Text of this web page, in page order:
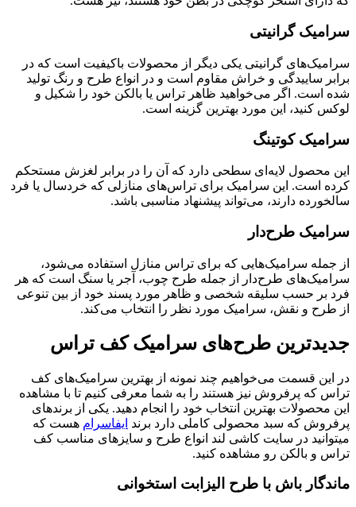
سرامیک گرانیتی
سرامیک‌های گرانیتی یکی دیگر از محصولات باکیفیت است که در
برابر ساییدگی و خراش مقاوم است و در انواع طرح و رنگ تولید
شده است. اگر می‌خواهید ظاهر تراس یا بالکن خود را شکیل و
لوکس کنید، این مورد بهترین گزینه است.
سرامیک کوتینگ
این محصول لایه‌ای سطحی دارد که آن را در برابر لغزش مستحکم
کرده است. این سرامیک برای تراس‌های منازلی که خردسال یا فرد
سالخورده دارند، می‌تواند پیشنهاد مناسبی باشد.
سرامیک طرح‌دار
از جمله سرامیک‌هایی که برای تراس منازل استفاده می‌شود،
سرامیک‌های طرح‌دار از جمله طرح چوب، آجر یا سنگ است که هر
فرد بر حسب سلیقه شخصی و ظاهر مورد پسند خود از بین تنوعی
از طرح و نقش، سرامیک مورد نظر را انتخاب می‌کند.
جدیدترین طرح‌های سرامیک کف تراس
در این قسمت می‌خواهیم چند نمونه از بهترین سرامیک‌های کف
تراس که پرفروش نیز هستند را به شما معرفی کنیم تا با مشاهده
این محصولات بهترین انتخاب خود را انجام دهید. یکی از برندهای
پرفروش که سبد محصولی کاملی دارد برند ایفاسرام هست که
میتوانید در سایت کاشی لند انواع طرح و سایزهای مناسب کف
تراس و بالکن رو مشاهده کنید.
ماندگار باش با طرح الیزابت استخوانی